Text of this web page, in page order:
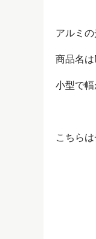
アルミ
商品名は
小型で
こちら